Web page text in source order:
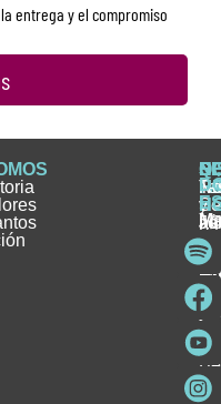
entrega y el compromiso
e
y
y